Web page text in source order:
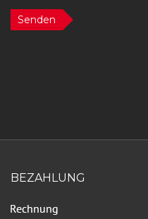
Senden
BEZAHLUNG